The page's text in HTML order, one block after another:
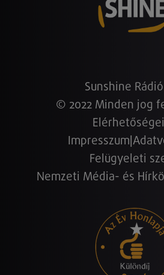
Sunshine
© 2022 Minden jog
Impresszum
Felügyeleti
Nemzeti Média- és